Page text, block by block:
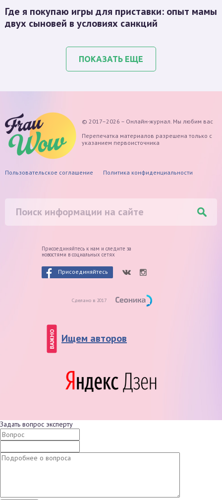
Где я покупаю игры для приставки: опыт мамы
двух сыновей в условиях санкций
ПОКАЗАТЬ ЕЩЕ
© 2017–2026 – Онлайн-журнал. Мы любим вас
Перепечатка материалов разрешена только с
указанием первоисточника
Пользовательское соглашение Политика конфиденциальности
Присоединяйтесь к нам и следите за
новостями в социальных сетях
Присоединяйтесь
Сделано в 2017
ВАЖНО Ищем авторов
Задать вопрос эксперту